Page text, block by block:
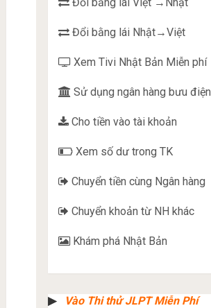
Đổi bằng lái Nhật→Việt
Xem Tivi Nhật Bản Miễn phí
Sử dụng ngân hàng bưu điện
Cho tiền vào tài khoản
Xem số dư trong TK
Chuyển tiền cùng Ngân hàng
Chuyển khoản từ NH khác
Khám phá Nhật Bản
▶︎ Vào Thi thử JLPT Miễn Phí